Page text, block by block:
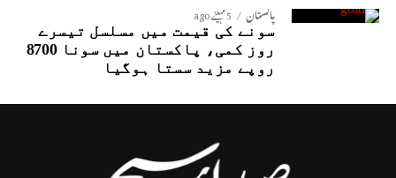
پاکستان 5 مہینے ago
سونے کی قیمت میں مسلسل تیسرے
روز کمی، پاکستان میں سونا 8700
روپے مزید سستا ہوگیا